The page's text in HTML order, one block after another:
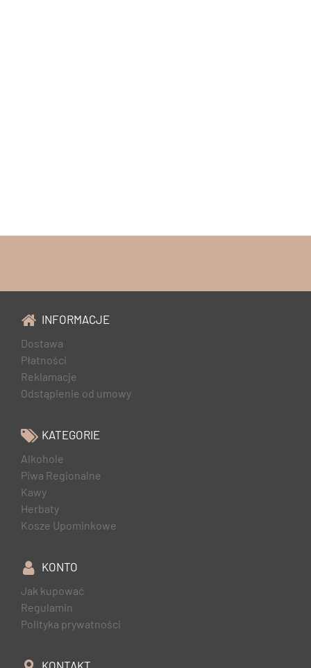
INFORMACJE
Dostawa
Płatności
Reklamacje
Odstąpienie od umowy
KATEGORIE
Alkohole
Piwa Regionalne
Kawy
Herbaty
Kosze Upominkowe
KONTO
Jak kupować
Regulamin
Polityka prywatności
KONTAKT